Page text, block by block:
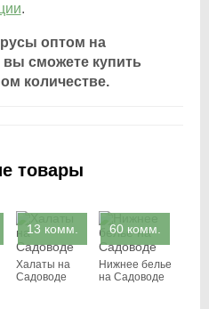
.
оптом на
сможете купить
количестве.
товары
13 комм.
Халаты на
Садоводе
60 комм.
Нижнее белье
на Садоводе